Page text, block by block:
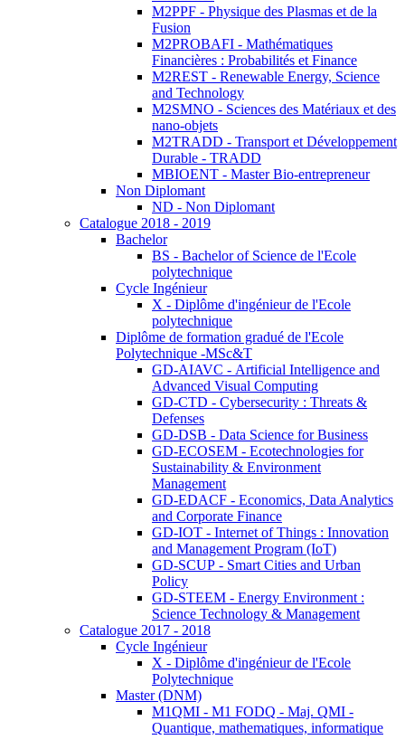
M2PPF - Physique des Plasmas et de la
Fusion
M2PROBAFI - Mathématiques
Financières : Probabilités et Finance
M2REST - Renewable Energy, Science
and Technology
M2SMNO - Sciences des Matériaux et des
nano-objets
M2TRADD - Transport et Développement
Durable - TRADD
MBIOENT - Master Bio-entrepreneur
Non Diplomant
ND - Non Diplomant
Catalogue 2018 - 2019
Bachelor
BS - Bachelor of Science de l'Ecole
polytechnique
Cycle Ingénieur
X - Diplôme d'ingénieur de l'Ecole
polytechnique
Diplôme de formation gradué de l'Ecole
Polytechnique -MSc&T
GD-AIAVC - Artificial Intelligence and
Advanced Visual Computing
GD-CTD - Cybersecurity : Threats &
Defenses
GD-DSB - Data Science for Business
GD-ECOSEM - Ecotechnologies for
Sustainability & Environment
Management
GD-EDACF - Economics, Data Analytics
and Corporate Finance
GD-IOT - Internet of Things : Innovation
and Management Program (IoT)
GD-SCUP - Smart Cities and Urban
Policy
GD-STEEM - Energy Environment :
Science Technology & Management
Catalogue 2017 - 2018
Cycle Ingénieur
X - Diplôme d'ingénieur de l'Ecole
Polytechnique
Master (DNM)
M1QMI - M1 FODQ - Maj. QMI -
Quantique, mathematiques, informatique